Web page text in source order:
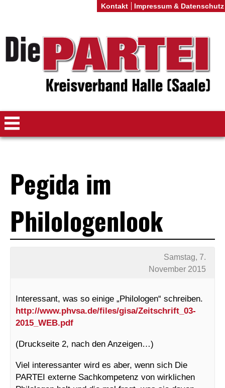
Pegida im
Philologenlook
Samstag, 7.
November 2015
Interessant, was so einige „Philologen“ schreiben.
http://www.phvsa.de/files/gisa/Zeitschrift_03-
2015_WEB.pdf
(Druckseite 2, nach den Anzeigen…)
Viel interessanter wird es aber, wenn sich Die
PARTEI externe Sachkompetenz von wirklichen
Kontakt Impressum & Datenschutz